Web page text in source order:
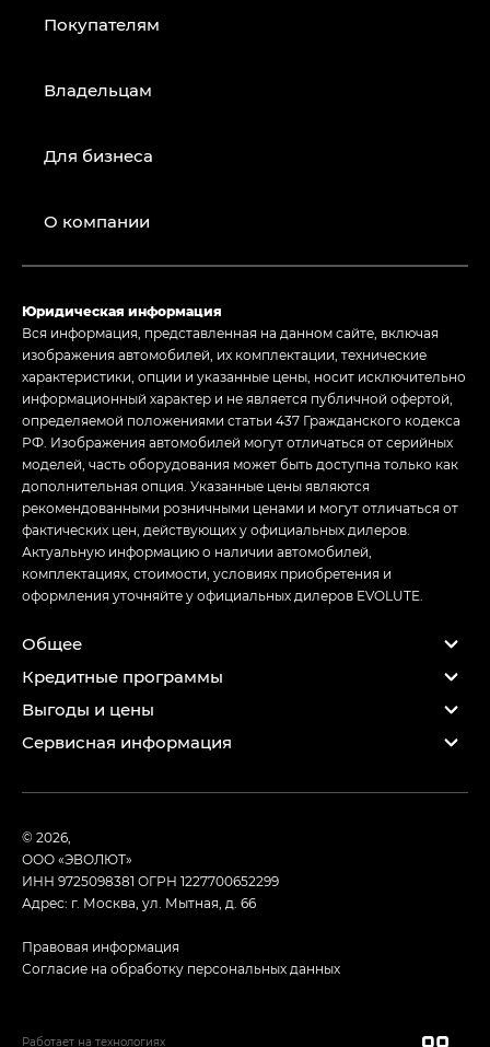
Покупателям
Владельцам
Для бизнеса
О компании
Юридическая информация
Вся информация, представленная на данном сайте, включая
изображения автомобилей, их комплектации, технические
характеристики, опции и указанные цены, носит исключительно
информационный характер и не является публичной офертой,
определяемой положениями статьи 437 Гражданского кодекса
РФ. Изображения автомобилей могут отличаться от серийных
моделей, часть оборудования может быть доступна только как
дополнительная опция. Указанные цены являются
рекомендованными розничными ценами и могут отличаться от
фактических цен, действующих у официальных дилеров.
Актуальную информацию о наличии автомобилей,
комплектациях, стоимости, условиях приобретения и
оформления уточняйте у официальных дилеров EVOLUTE.
Общее
Кредитные программы
Выгоды и цены
Сервисная информация
© 2026,
ООО «ЭВОЛЮТ»
ИНН 9725098381 ОГРН 1227700652299
Адрес: г. Москва, ул. Мытная, д. 66
Правовая информация
Согласие на обработку персональных данных
Работает на технологиях